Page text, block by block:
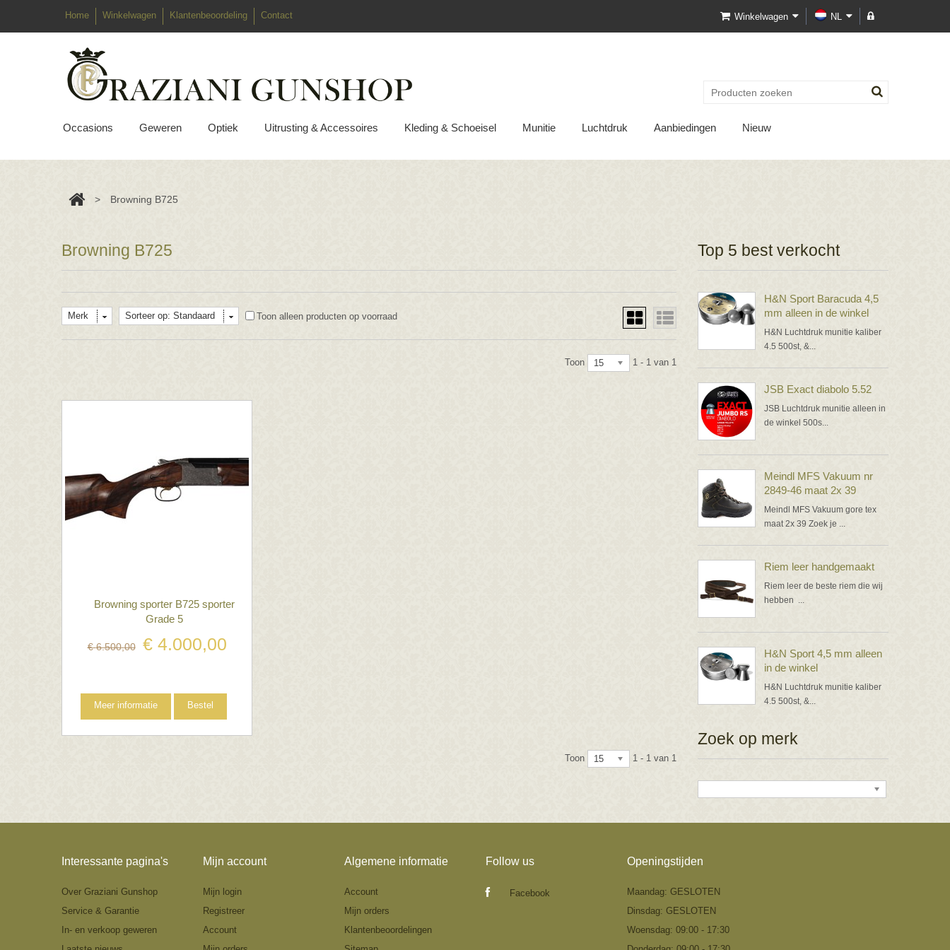
Home Winkelwagen Klantenbeoordeling Contact NL
Winkelwagen
Occasions Geweren Optiek Uitrusting & Accessoires Kleding & Schoeisel Munitie Luchtdruk Aanbiedingen Nieuw
> Browning B725
Top 5 best verkocht
H&N Sport Baracuda 4,5
mm alleen in de winkel
H&N Luchtdruk munitie kaliber
4.5 500st, &...
JSB Exact diabolo 5.52
JSB Luchtdruk munitie alleen in
de winkel 500s...
Meindl MFS Vakuum nr
2849-46 maat 2x 39
Meindl MFS Vakuum gore tex
maat 2x 39 Zoek je ...
Riem leer handgemaakt
Riem leer de beste riem die wij
hebben ...
H&N Sport 4,5 mm alleen
in de winkel
H&N Luchtdruk munitie kaliber
4.5 500st, &...
Zoek op merk
Browning B725
Merk Sorteer op: Standaard Toon alleen producten op voorraad
Toon 15 1 - 1 van 1
Browning sporter B725 sporter
Grade 5
€ 6.500,00 € 4.000,00
Meer informatie Bestel
Toon 15 1 - 1 van 1
Interessante pagina's
Over Graziani Gunshop
Service & Garantie
In- en verkoop geweren
Mijn account
Mijn login
Registreer
Account
Algemene informatie
Account
Mijn orders
Klantenbeoordelingen
Follow us
Facebook
Openingstijden
Maandag: GESLOTEN
Dinsdag: GESLOTEN
Woensdag: 09:00 - 17:30